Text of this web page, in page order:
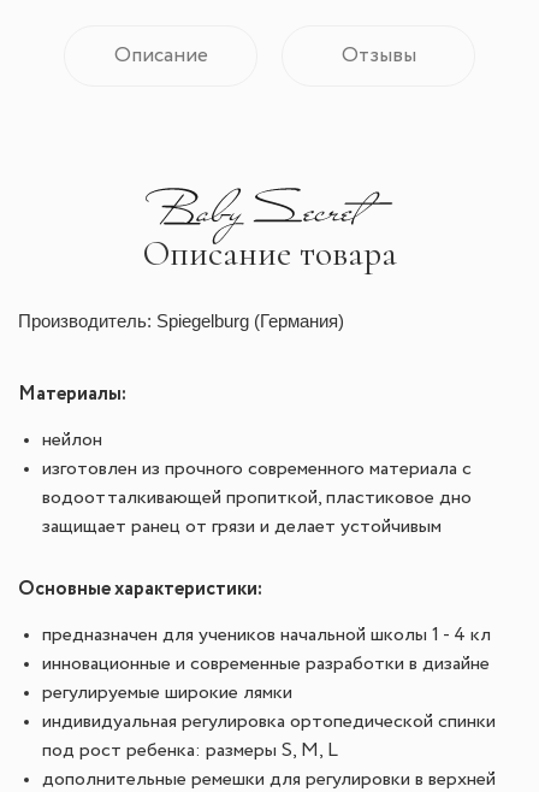
Описание Отзывы
Описание товара
Производитель: Spiegelburg (Германия)
Материалы:
нейлон
изготовлен из прочного современного материала с
водоотталкивающей пропиткой, пластиковое дно
защищает ранец от грязи и делает устойчивым
Основные характеристики:
предназначен для учеников начальной школы 1 - 4 кл
инновационные и современные разработки в дизайне
регулируемые широкие лямки
индивидуальная регулировка ортопедической спинки
под рост ребенка: размеры S, М, L
дополнительные ремешки для регулировки в верхней